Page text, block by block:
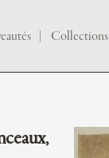
Collections